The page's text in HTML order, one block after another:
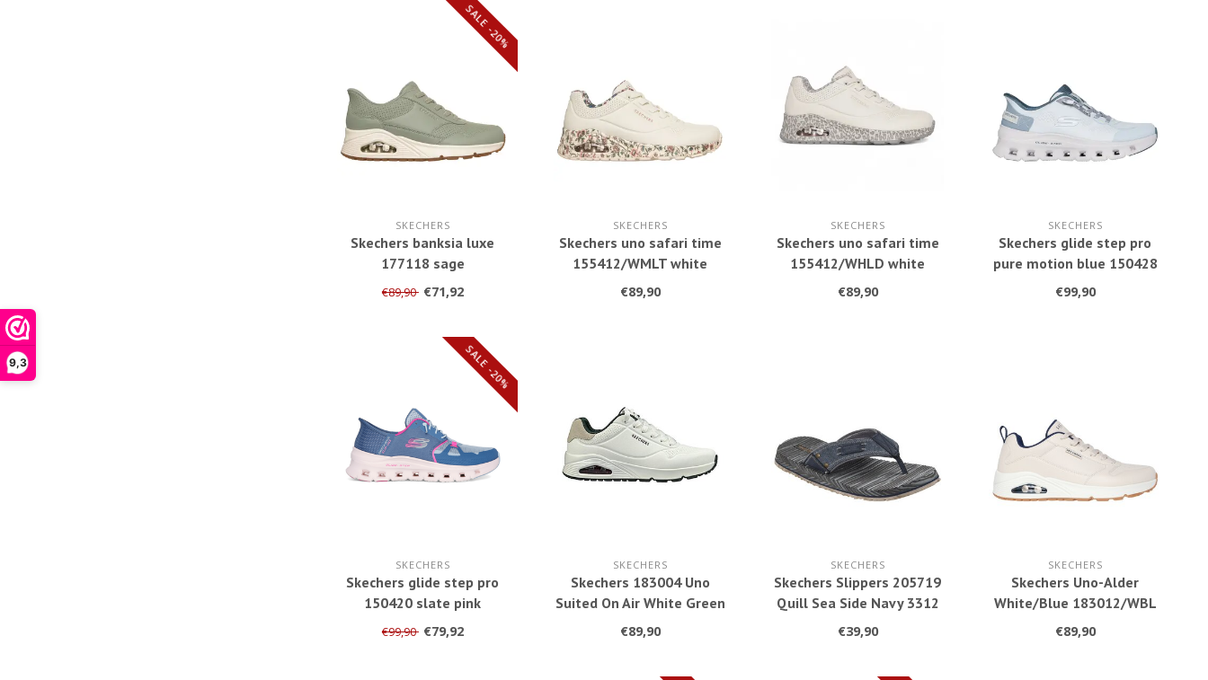
9,3
SALE -20%
SKECHERS
Skechers banksia luxe
177118 sage
€89,90 €71,92
SKECHERS
Skechers uno safari time
155412/WMLT white
multi
€89,90
SKECHERS
Skechers uno safari time
155412/WHLD white
leopard
€89,90
SKECHERS
Skechers glide step pro
pure motion blue 150428
€99,90
SALE -20%
SKECHERS
Skechers glide step pro
150420 slate pink
€99,90 €79,92
SKECHERS
Skechers 183004 Uno
Suited On Air White Green
€89,90
SKECHERS
Skechers Slippers 205719
Quill Sea Side Navy 3312
€39,90
SKECHERS
Skechers Uno-Alder
White/Blue 183012/WBL
€89,90